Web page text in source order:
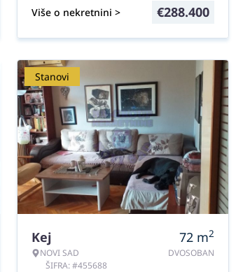
Više o nekretnini > €288.400
Stanovi
Kej
NOVI SAD
ŠIFRA: #455688
72 m2
DVOSOBAN